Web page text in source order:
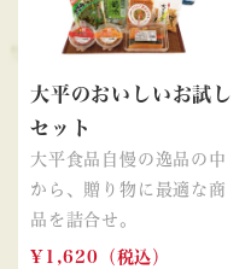
大平のおいしいお試し
セット
大平食品自慢の逸品の中
から、贈り物に最適な商
品を詰合せ。
¥1,620（税込）